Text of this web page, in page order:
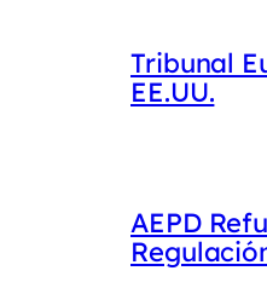
Tribunal
EE.UU.
AEPD